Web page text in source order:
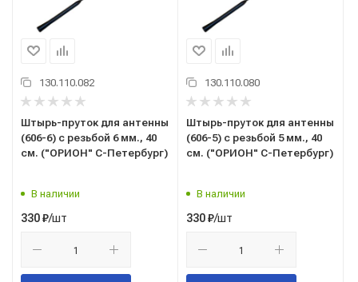
130.110.082
Штырь-пруток для антенны
(606-6) с резьбой 6 мм., 40
см. ("ОРИОН" С-Петербург)
В наличии
330₽/шт
130.110.080
Штырь-пруток для антенны
(606-5) с резьбой 5 мм., 40
см. ("ОРИОН" С-Петербург)
В наличии
330₽/шт